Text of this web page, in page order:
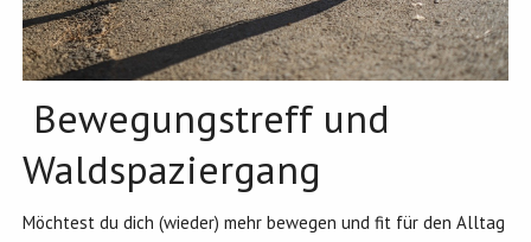
Bewegungstreff und
Waldspaziergang
Möchtest du dich (wieder) mehr bewegen und fit für den Alltag